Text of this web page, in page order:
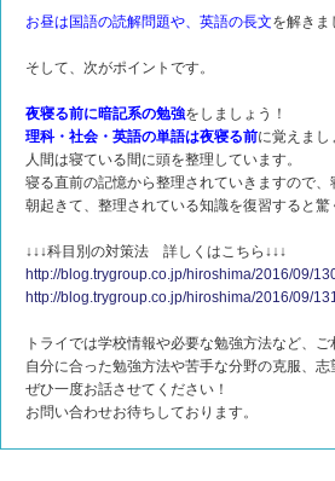
お昼は国語の読解問題や、英語の長文を解きま
そして、次がポイントです。
夜寝る前に暗記系の勉強をしましょう！
理科・社会・英語の単語は夜寝る前に覚えまし
人間は寝ている間に頭を整理しています。
寝る直前の記憶から整理されていきますので
朝起きて、整理されている知識を復習すると
↓↓↓科目別の対策法 詳しくはこちら↓↓↓
http://blog.trygroup.co.jp/hiroshima/2016/09/
http://blog.trygroup.co.jp/hiroshima/2016/09/
トライでは学校情報や必要な勉強方法など、ご
自分に合った勉強方法や苦手な分野の克服、志
ぜひ一度お話させてください！
お問い合わせお待ちしております。